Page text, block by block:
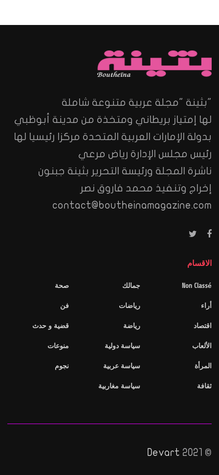
"بثينة "مجلة عربية متنوعة شاملة
لها إمتياز بريطاني ومتخذة من مدينة أبوظبي
بدولة الإمارات العربية المتحدة مركزا رئيسيا لها
رئيس مجلس الإدارة رياض مرعي
ناشرة المجلة ورئيسة التحرير بثينة جبنون
إخراج وتنفيذ محمد فاروق نصر
contact@boutheinamagazine.com
الاقسام
Non Classé
أراء
اقتصاد
الألعاب
المرأة
ثقافة
جمالك
رياضات
رياضة
سياسة دولية
سياسة عربية
سياسة مغاربية
صحة
فن
قضية و حدث
منوعات
نجوم
© 2021
Devart